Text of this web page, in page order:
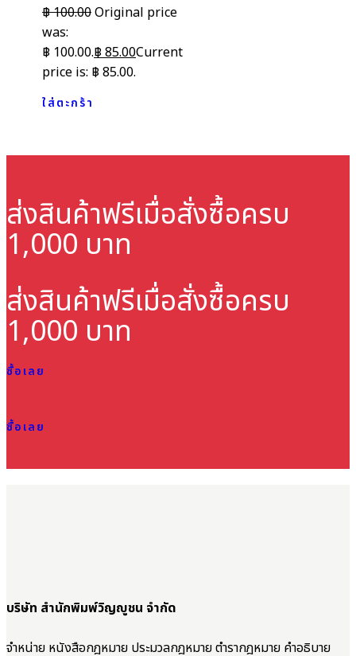
฿100.00Original price
was:
฿ 100.00.฿85.00Current
price is: ฿ 85.00.
ใส่ตะกร้า
ส่งสินค้าฟรีเมื่อสั่งซื้อครบ
1,000 บาท
ส่งสินค้าฟรีเมื่อสั่งซื้อครบ
1,000 บาท
ซื้อเลย
ซื้อเลย
บริษัท สำนักพิมพ์วิญญูชน จำกัด
จำหน่าย หนังสือกฎหมาย ประมวลกฎหมาย ตำรากฎหมาย คำอธิบาย